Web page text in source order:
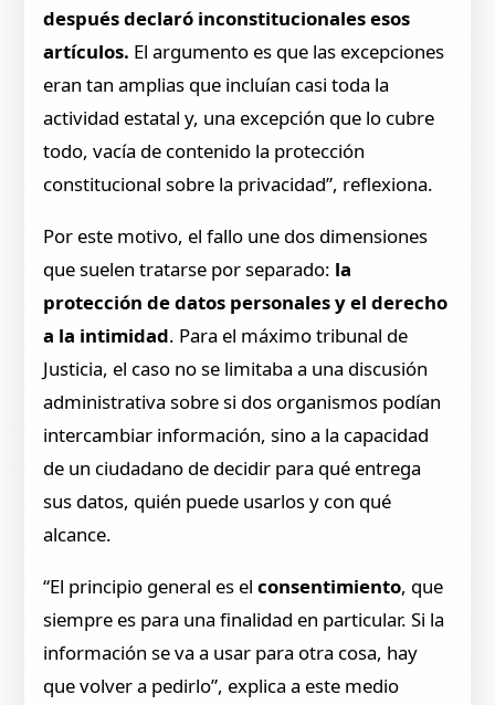
después declaró inconstitucionales esos
artículos. El argumento es que las excepciones
eran tan amplias que incluían casi toda la
actividad estatal y, una excepción que lo cubre
todo, vacía de contenido la protección
constitucional sobre la privacidad”, reflexiona.
Por este motivo, el fallo une dos dimensiones
que suelen tratarse por separado: la
protección de datos personales y el derecho
a la intimidad. Para el máximo tribunal de
Justicia, el caso no se limitaba a una discusión
administrativa sobre si dos organismos podían
intercambiar información, sino a la capacidad
de un ciudadano de decidir para qué entrega
sus datos, quién puede usarlos y con qué
alcance.
“El principio general es elconsentimiento, que
siempre es para una finalidad en particular. Si la
información se va a usar para otra cosa, hay
que volver a pedirlo”, explica a este medio